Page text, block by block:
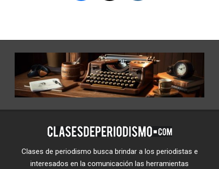
Clases de periodismo busca brindar a los periodistas e
interesados en la comunicación las herramientas